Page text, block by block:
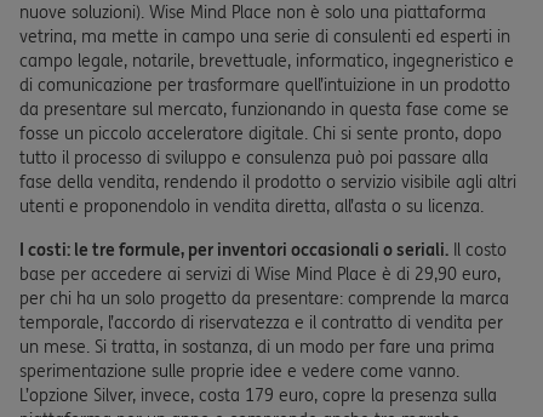
nuove soluzioni). Wise Mind Place non è solo una piattaforma
vetrina, ma mette in campo una serie di consulenti ed esperti in
campo legale, notarile, brevettuale, informatico, ingegneristico e
di comunicazione per trasformare quell’intuizione in un prodotto
da presentare sul mercato, funzionando in questa fase come se
fosse un piccolo acceleratore digitale. Chi si sente pronto, dopo
tutto il processo di sviluppo e consulenza può poi passare alla
fase della vendita, rendendo il prodotto o servizio visibile agli altri
utenti e proponendolo in vendita diretta, all’asta o su licenza.
I costi: le tre formule, per inventori occasionali o seriali. Il costo
base per accedere ai servizi di Wise Mind Place è di 29,90 euro,
per chi ha un solo progetto da presentare: comprende la marca
temporale, l’accordo di riservatezza e il contratto di vendita per
un mese. Si tratta, in sostanza, di un modo per fare una prima
sperimentazione sulle proprie idee e vedere come vanno.
L’opzione Silver, invece, costa 179 euro, copre la presenza sulla